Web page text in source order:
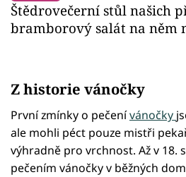
Štědrovečerní stůl našich
bramborový salát na něm
Z historie vánočky
První zmínky o pečenívánočky
ale mohli péct pouze mistři
výhradně pro vrchnost. Až v 18.
pečením vánočky v běžných